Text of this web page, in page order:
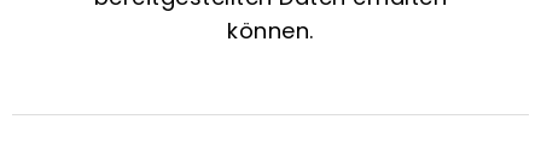
können.